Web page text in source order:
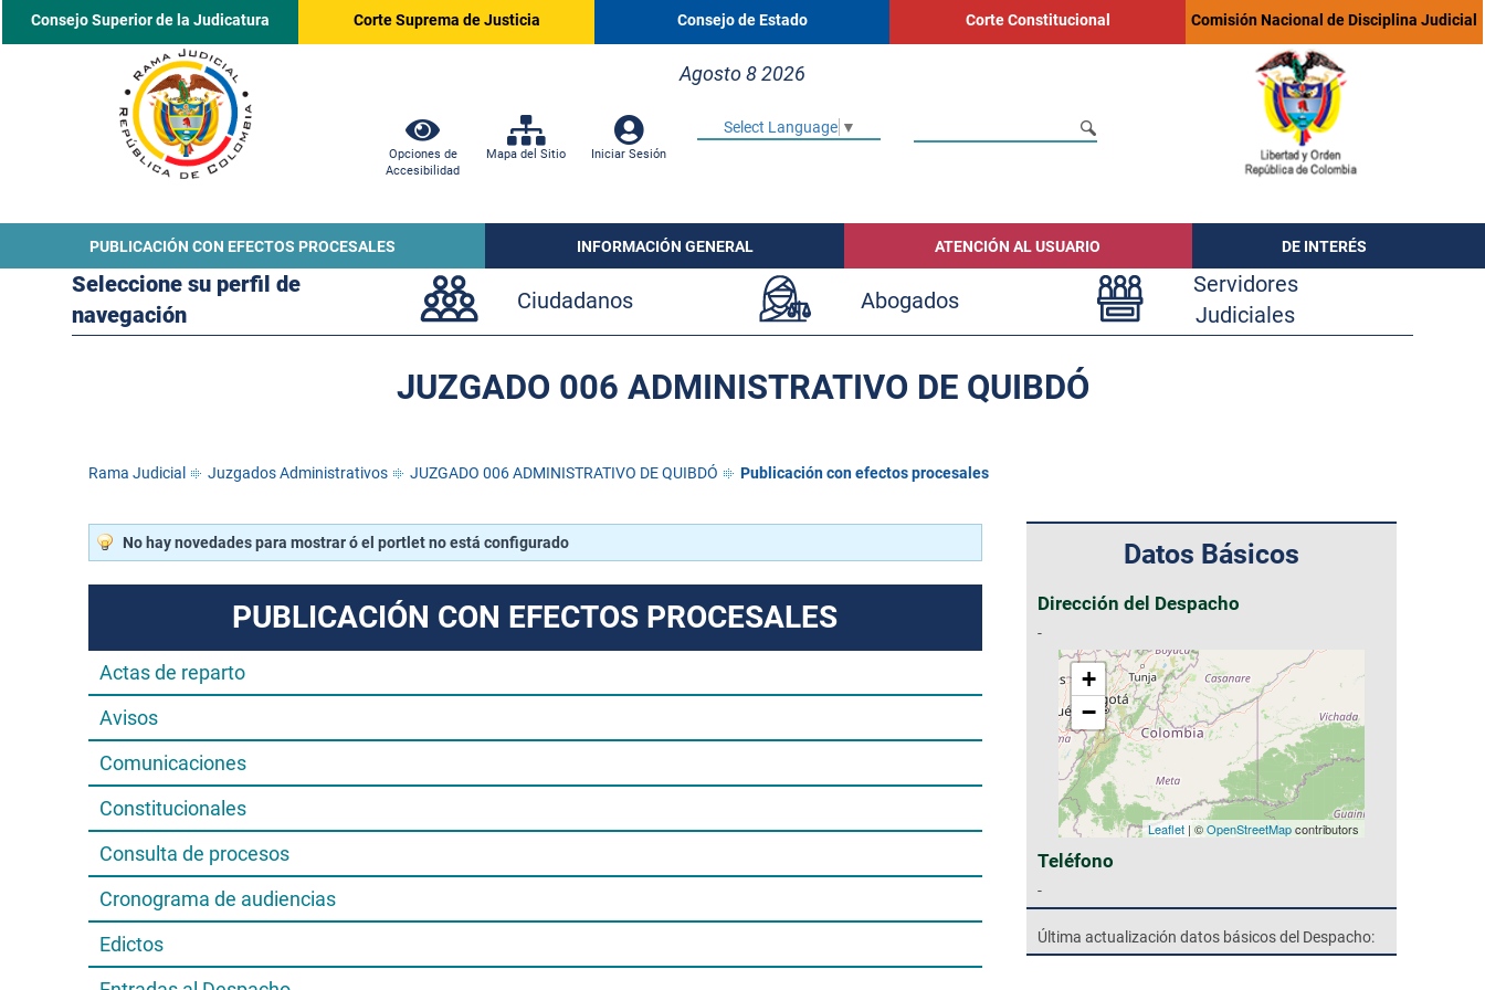
Consejo Superior de la Judicatura Corte Suprema de Justicia Consejo de Estado Corte Constitucional Comisión Nacional de Disciplina Judicial
Agosto 8 2026
Opciones de
Accesibilidad
Mapa del Sitio Iniciar Sesión
Select Language ▼
PUBLICACIÓN CON EFECTOS PROCESALES INFORMACIÓN GENERAL ATENCIÓN AL USUARIO DE INTERÉS
Seleccione su perfil de
navegación
Ciudadanos Abogados
Servidores
Judiciales
JUZGADO 006 ADMINISTRATIVO DE QUIBDÓ
Rama Judicial Juzgados Administrativos JUZGADO 006 ADMINISTRATIVO DE QUIBDÓ Publicación con efectos procesales
No hay novedades para mostrar ó el portlet no está configurado
PUBLICACIÓN CON EFECTOS PROCESALES
Actas de reparto
Avisos
Comunicaciones
Constitucionales
Consulta de procesos
Cronograma de audiencias
Edictos
Datos Básicos
Dirección del Despacho
-
+
−
Leaflet | ©OpenStreetMapcontributors
Teléfono
-
Última actualización datos básicos del Despacho: